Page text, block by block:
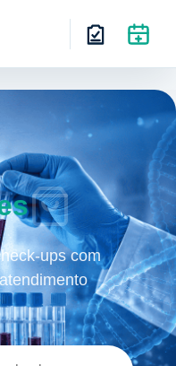
ups com